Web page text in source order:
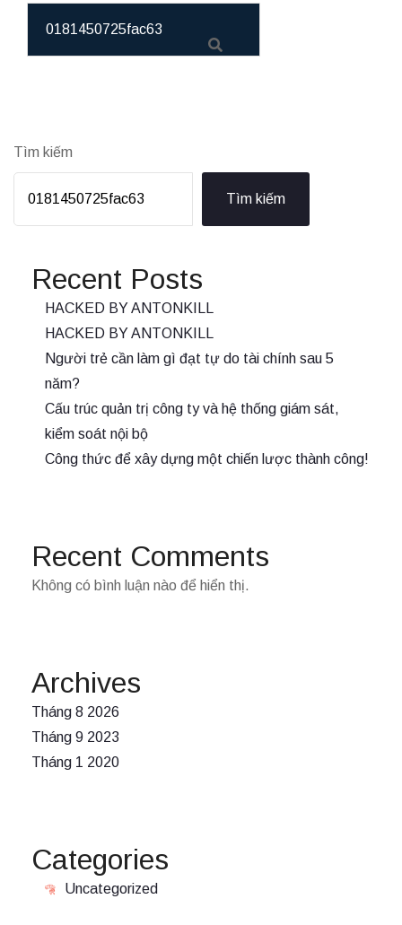
Tìm kiếm
Tìm kiếm
Recent Posts
HACKED BY ANTONKILL
HACKED BY ANTONKILL
Người trẻ cần làm gì đạt tự do tài chính sau 5
năm?
Cấu trúc quản trị công ty và hệ thống giám sát,
kiểm soát nội bộ
Công thức để xây dựng một chiến lược thành công!
Recent Comments
Không có bình luận nào để hiển thị.
Archives
Tháng 8 2026
Tháng 9 2023
Tháng 1 2020
Categories
Uncategorized